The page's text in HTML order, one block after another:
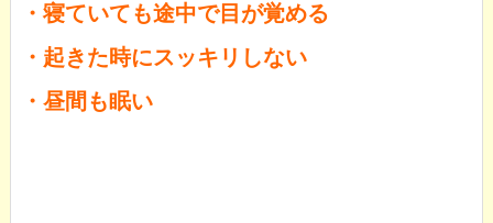
・寝ていても途中で目が覚める
・起きた時にスッキリしない
・昼間も眠い